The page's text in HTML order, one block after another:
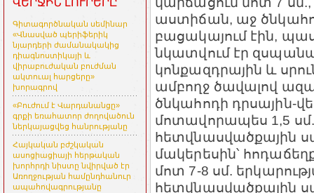
ՎԵՐՋԻՆ ԼՈՒՐԵՐԸ
Գիտագործնական սեմինար
«Վնասված պերիֆերիկ
նյարդերի ժամանակակից
դիագնոստիկայի և
վիրաբուժական բուժման
ակտուալ հարցերը»
խորագրով
«Բուժում է Վարդանանցը»
գրքի եռահատոր ժողովածուն
ներկայացվեց հանրությանը
Հայկական բժշկական
ասոցիացիայի հերթական
խորհրդի նիստը նվիրված էր
Առողջության համընդհանուր
ապահովագրությանը
աստիճան, աջ
բացակայում էին,
նկատվում էր
կոնքազդրային և
ամբողջ ծավալով
ծնկահոդի դրսային-
մոտավորապես 1,5
հետվնասվածքային
մակերեսին՝
մոտ 7-8 սմ.
հետվնասվածքային